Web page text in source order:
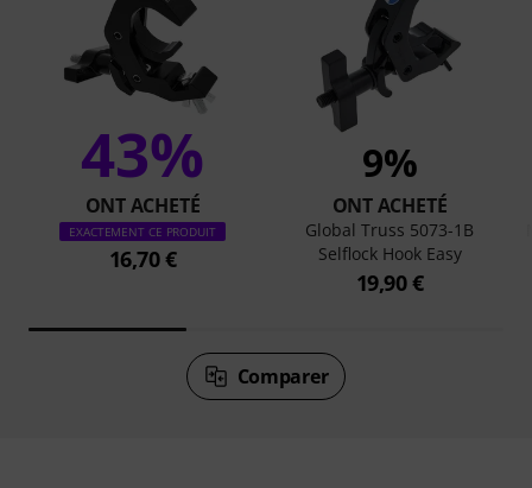
43%
ONT ACHETÉ
EXACTEMENT CE PRODUIT
16,70 €
9%
ONT ACHETÉ
Global Truss 5073-1B
Selflock Hook Easy
19,90 €
Comparer